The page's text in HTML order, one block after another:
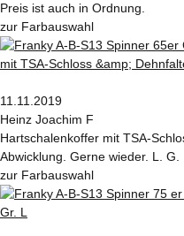
Preis ist auch in Ordnung.
zur Farbauswahl
11.11.2019
Heinz Joachim F
Hartschalenkoffer mit TSA-
Abwicklung. Gerne wieder. L. G.
zur Farbauswahl